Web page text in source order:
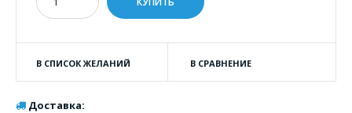
В СПИСОК ЖЕЛАНИЙ В СРАВНЕНИЕ
Доставка: